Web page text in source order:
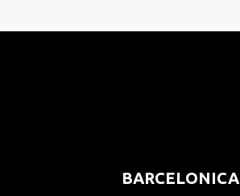
BARCELONICA